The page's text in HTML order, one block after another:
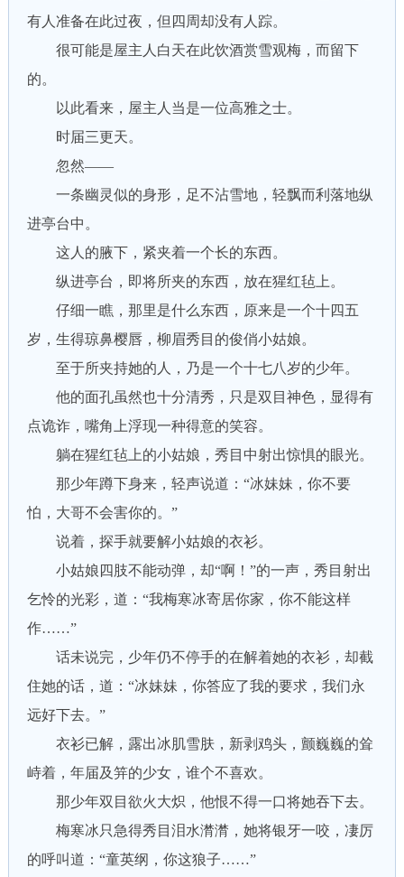
有人准备在此过夜，但四周却没有人踪。
很可能是屋主人白天在此饮酒赏雪观梅，而留下
的。
以此看来，屋主人当是一位高雅之士。
时届三更天。
忽然——
一条幽灵似的身形，足不沾雪地，轻飘而利落地纵
进亭台中。
这人的腋下，紧夹着一个长的东西。
纵进亭台，即将所夹的东西，放在猩红毡上。
仔细一瞧，那里是什么东西，原来是一个十四五
岁，生得琼鼻樱唇，柳眉秀目的俊俏小姑娘。
至于所夹持她的人，乃是一个十七八岁的少年。
他的面孔虽然也十分清秀，只是双目神色，显得有
点诡诈，嘴角上浮现一种得意的笑容。
躺在猩红毡上的小姑娘，秀目中射出惊惧的眼光。
那少年蹲下身来，轻声说道：“冰妹妹，你不要
怕，大哥不会害你的。”
说着，探手就要解小姑娘的衣衫。
小姑娘四肢不能动弹，却“啊！”的一声，秀目射出
乞怜的光彩，道：“我梅寒冰寄居你家，你不能这样
作……”
话未说完，少年仍不停手的在解着她的衣衫，却截
住她的话，道：“冰妹妹，你答应了我的要求，我们永
远好下去。”
衣衫已解，露出冰肌雪肤，新剥鸡头，颤巍巍的耸
峙着，年届及笄的少女，谁个不喜欢。
那少年双目欲火大炽，他恨不得一口将她吞下去。
梅寒冰只急得秀目泪水潸潸，她将银牙一咬，凄厉
的呼叫道：“童英纲，你这狼子……”